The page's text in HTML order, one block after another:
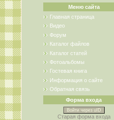
Меню сайта
Главная страница
Видео
Форум
Каталог файлов
Каталог статей
Фотоальбомы
Гостевая книга
Информация о сайте
Обратная связь
Форма входа
Войти через uID
Старая форма входа